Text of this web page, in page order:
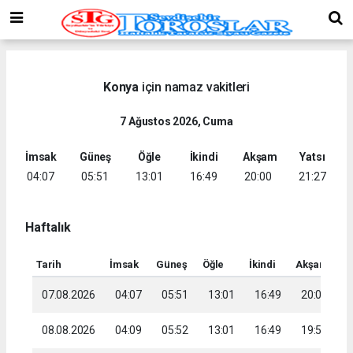
Konya için namaz vakitleri
7 Ağustos 2026, Cuma
İmsak
04:07
Güneş
05:51
Öğle
13:01
İkindi
16:49
Akşam
20:00
Yatsı
21:27
Haftalık
Tarih İmsak Güneş Öğle İkindi Akşam
07.08.2026 04:07 05:51 13:01 16:49 20:00
08.08.2026 04:09 05:52 13:01 16:49 19:59